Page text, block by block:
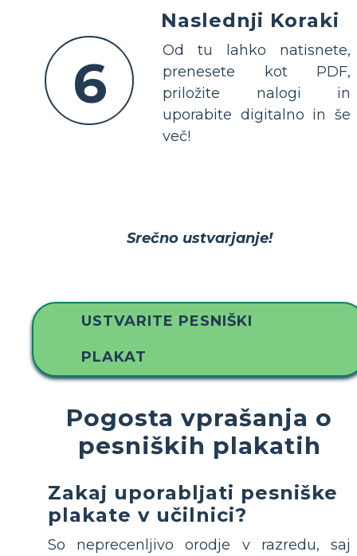
6
Naslednji Koraki
Od tu lahko natisnete,
prenesete kot PDF,
priložite nalogi in
uporabite digitalno in še
več!
Srečno ustvarjanje!
USTVARITE PESNIŠKI
PLAKAT
Pogosta vprašanja o
pesniških plakatih
Zakaj uporabljati pesniške
plakate v učilnici?
So neprecenljivo orodje v razredu, saj